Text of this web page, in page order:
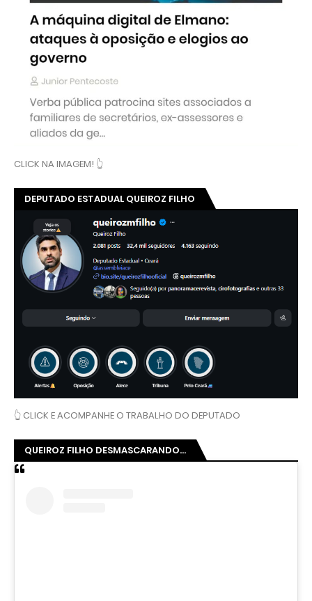
CLICK NA IMAGEM! 👆
DEPUTADO ESTADUAL QUEIROZ FILHO
👆 CLICK E ACOMPANHE O TRABALHO DO DEPUTADO
QUEIROZ FILHO DESMASCARANDO...